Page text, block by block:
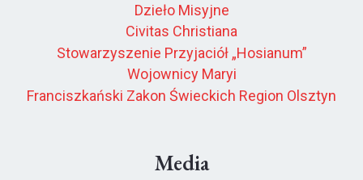
Dzieło Misyjne
Civitas Christiana
Stowarzyszenie Przyjaciół „Hosianum”
Wojownicy Maryi
Franciszkański Zakon Świeckich Region Olsztyn
Media